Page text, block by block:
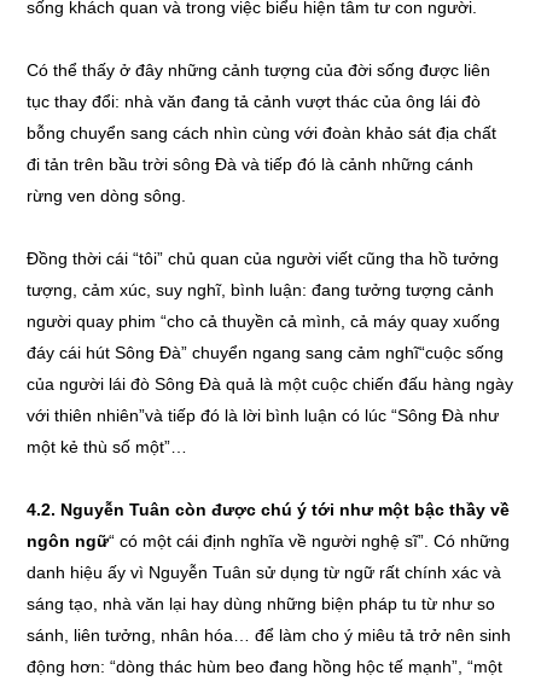
sống khách quan và trong việc biểu hiện tâm tư con người.
Có thể thấy ở đây những cảnh tượng của đời sống được liên
tục thay đổi: nhà văn đang tả cảnh vượt thác của ông lái đò
bỗng chuyển sang cách nhìn cùng với đoàn khảo sát địa chất
đi tản trên bầu trời sông Đà và tiếp đó là cảnh những cánh
rừng ven dòng sông.
Đồng thời cái “tôi” chủ quan của người viết cũng tha hồ tưởng
tượng, cảm xúc, suy nghĩ, bình luận: đang tưởng tượng cảnh
người quay phim “cho cả thuyền cả mình, cả máy quay xuống
đáy cái hút Sông Đà” chuyển ngang sang cảm nghĩ“cuộc sống
của người lái đò Sông Đà quả là một cuộc chiến đấu hàng ngày
với thiên nhiên”và tiếp đó là lời bình luận có lúc “Sông Đà như
một kẻ thù số một”…
4.2. Nguyễn Tuân còn được chú ý tới như một bậc thầy về
ngôn ngữ“ có một cái định nghĩa về người nghệ sĩ”. Có những
danh hiệu ấy vì Nguyễn Tuân sử dụng từ ngữ rất chính xác và
sáng tạo, nhà văn lại hay dùng những biện pháp tu từ như so
sánh, liên tưởng, nhân hóa… để làm cho ý miêu tả trở nên sinh
động hơn: “dòng thác hùm beo đang hồng hộc tế mạnh”, “một